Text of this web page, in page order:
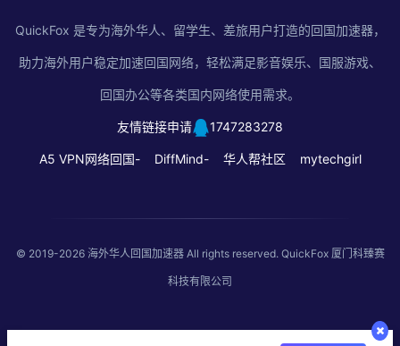
QuickFox 是专为海外华人、留学生、差旅用户打造的回国加速器，
助力海外用户稳定加速回国网络，轻松满足影音娱乐、国服游戏、
回国办公等各类国内网络使用需求。
友情链接申请 1747283278
A5 VPN网络回国- DiffMind- 华人帮社区 mytechgirl
© 2019-2026 海外华人回国加速器All rights reserved. QuickFox 厦门科臻赛
科技有限公司